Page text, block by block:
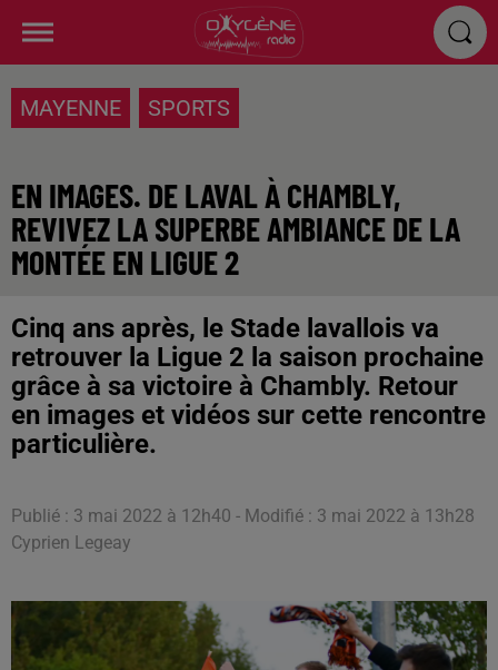
MAYENNE SPORTS
EN IMAGES. DE LAVAL À CHAMBLY,
REVIVEZ LA SUPERBE AMBIANCE DE LA
MONTÉE EN LIGUE 2
Cinq ans après, le Stade lavallois va
retrouver la Ligue 2 la saison prochaine
grâce à sa victoire à Chambly. Retour
en images et vidéos sur cette rencontre
particulière.
Publié : 3 mai 2022 à 12h40 - Modifié : 3 mai 2022 à 13h28
Cyprien Legeay